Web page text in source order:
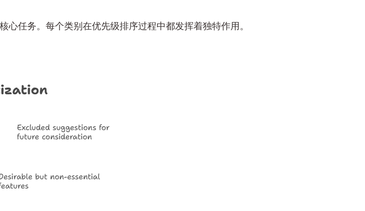
任务。每个类别在优先级排序过程中都发挥着独特作用。